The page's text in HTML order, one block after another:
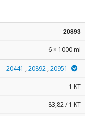
20893
6 × 1000 ml
20441 , 20892 , 20951
1 KT
83,82 / 1 KT